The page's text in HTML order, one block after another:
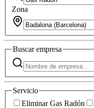
Zona
Buscarempresa
Servicio
Eliminar Gas Radón